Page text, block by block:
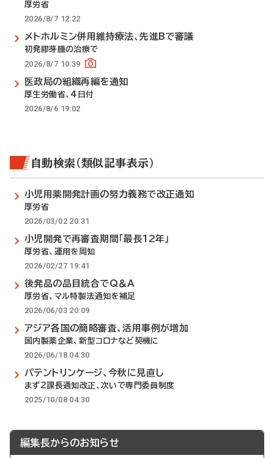
厚労省
2026/8/7 12:22
メトホルミン併用維持療法、先進Bで審議
初発膠芽腫の治療で
2026/8/7 10:39
医政局の組織再編を通知
厚生労働省、4日付
2026/8/6 19:02
自動検索（類似記事表示）
小児用薬開発計画の努力義務で改正通知
厚労省
2026/03/02 20:31
小児開発で再審査期間「最長12年」
厚労省、運用を周知
2026/02/27 19:41
後発品の品目統合でQ＆A
厚労省、マル特製法通知を補足
2026/06/03 20:09
アジア各国の簡略審査、活用事例が増加
国内製薬企業、新型コロナなど契機に
2026/06/18 04:30
パテントリンケージ、今秋に見直し
まず2課長通知改正、次いで専門委員制度
2025/10/08 04:30
編集長からのお知らせ